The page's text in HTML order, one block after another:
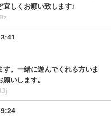
宜しくお願い致します♪
す。一緒に遊んでくれる方いま
いします。